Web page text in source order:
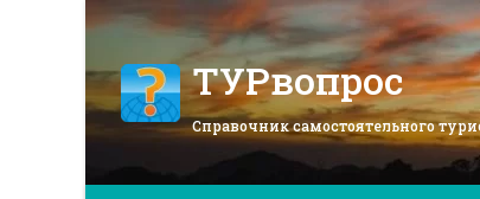
ТУРвопрос
Справочник самостоятельного